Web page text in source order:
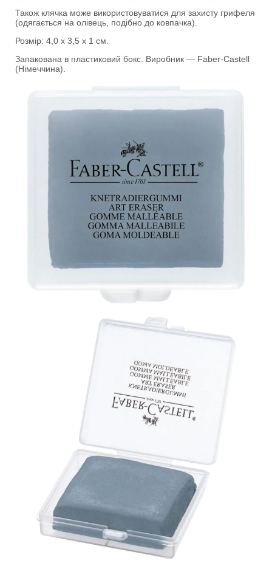
Також клячка може використовуватися для захисту грифеля
(одягається на олівець, подібно до ковпачка).
Розмір: 4,0 х 3,5 х 1 см.
Запакована в пластиковий бокс. Виробник — Faber-Castell
(Німеччина).